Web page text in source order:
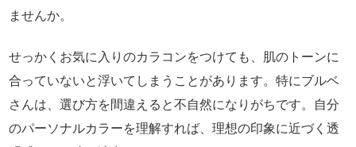
ませんか。
せっかくお気に入りのカラコンをつけても、肌のトーンに
合っていないと浮いてしまうことがあります。特にブルベ
さんは、選び方を間違えると不自然になりがちです。自分
のパーソナルカラーを理解すれば、理想の印象に近づく透